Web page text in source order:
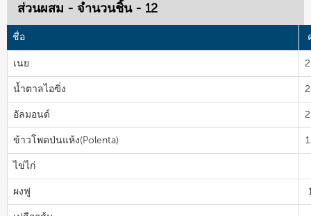
ส่วนผสม - จำนวนชิ้น - 12
ชื่อ
เนย
น้ำตาลไอฃิ่ง
อัลมอนด์
ข้าวโพดป่นแห้ง(Polenta)
ไข่ไก่
ผงฟู